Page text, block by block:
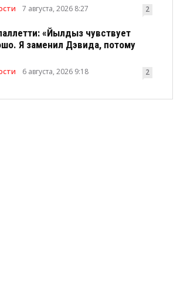
7 августа, 2026 8:27 2
«Йылдыз чувствует
Я заменил Дэвида, потому
6 августа, 2026 9:18 2